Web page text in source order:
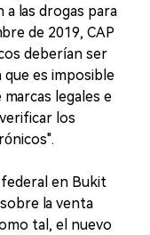
a las drogas para
de 2019, CAP
deberían ser
que es imposible
legales e
los
en Bukit
la venta
tal, el nuevo